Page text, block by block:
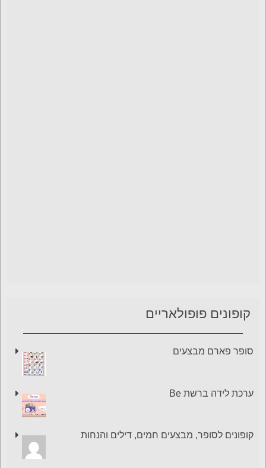
קופונים פופולאריים
סופר פארם מבצעים
ערכת לידה ברשת Be
קופונים לסופר, מבצעים חמים, דילים והנחות